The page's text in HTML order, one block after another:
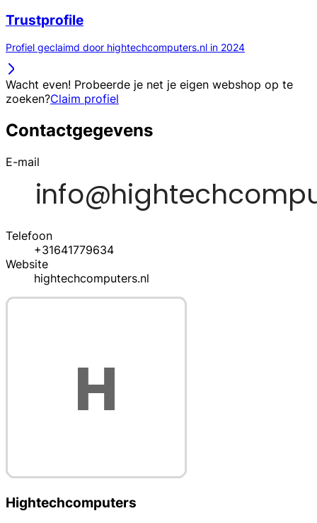
Trustprofile
Profiel geclaimd door hightechcomputers.nl in 2024
Wacht even! Probeerde je net je eigen webshop op te
zoeken?Claim profiel
Contactgegevens
E-mail
Telefoon
+31641779634
Website
hightechcomputers.nl
Hightechcomputers